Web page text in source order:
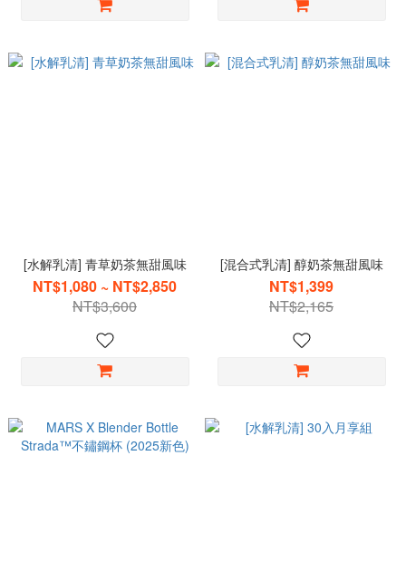
[水解乳清] 青草奶茶無甜風味
NT$1,080 ~ NT$2,850
NT$3,600
[混合式乳清] 醇奶茶無甜風味
NT$1,399
NT$2,165